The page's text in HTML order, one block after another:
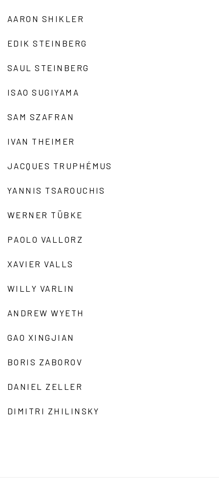
AARON SHIKLER
EDIK STEINBERG
SAUL STEINBERG
ISAO SUGIYAMA
SAM SZAFRAN
IVAN THEIMER
JACQUES TRUPHÉMUS
YANNIS TSAROUCHIS
WERNER TÜBKE
PAOLO VALLORZ
XAVIER VALLS
WILLY VARLIN
ANDREW WYETH
GAO XINGJIAN
BORIS ZABOROV
DANIEL ZELLER
DIMITRI ZHILINSKY